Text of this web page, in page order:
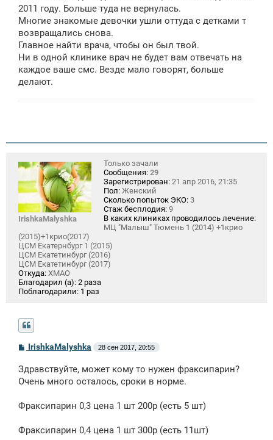
щ
н
и
2011 году. Больше туда не вернулась.
Многие знакомые девочки ушли оттуда с детками т
возвращались снова.
Главное найти врача, чтобы он был твой.
Ни в одной клинике врач не будет вам отвечать на
каждое ваше смс. Везде мало говорят, больше
делают.
IrishkaMalyshka
Только зачали
Сообщения: 29
Зарегистрирован: 21 апр 2016, 21:35
Пол: Женский
Сколько попыток ЭКО: 3
Стаж бесплодия: 9
В каких клиниках проводилось лечение:
МЦ "Малыш" Тюмень 1 (2014) +1крио
(2015)+1крио(2017)
ЦСМ Екатернбург 1 (2015)
ЦСМ Екатетинбург (2016)
ЦСМ Екатетинбург (2017)
Откуда: ХМАО
Благодарил (а): 2 раза
Поблагодарили: 1 раз
С
б
щ
и
IrishkaMalyshka 28 сен 2017, 20:55
Здравствуйте, может кому то нужен фраксипарин?
Очень много осталось, сроки в норме.
Фраксипарин 0,3 цена 1 шт 200р (есть 5 шт)
Фраксипарин 0,4 цена 1 шт 300р (есть 11шт)